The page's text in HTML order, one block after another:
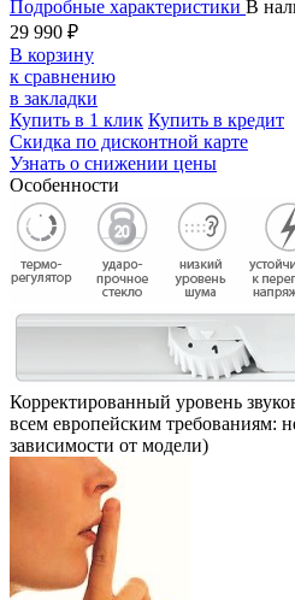
Подробные характеристики В
29 990 ₽
В корзину
к сравнению
в закладки
Купить в 1 клик Купить в кредит
Скидка по дисконтной карте
Узнать о снижении цены
Особенности
Корректированный уровень
всем европейским требованиям:
зависимости от модели)